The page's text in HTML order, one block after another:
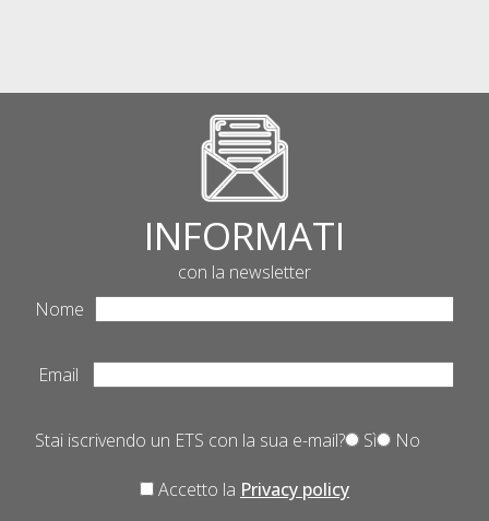
INFORMATI
con la newsletter
Nome
Email
Stai iscrivendo un ETS con la sua e-mail? Sì No
Accetto la Privacy policy